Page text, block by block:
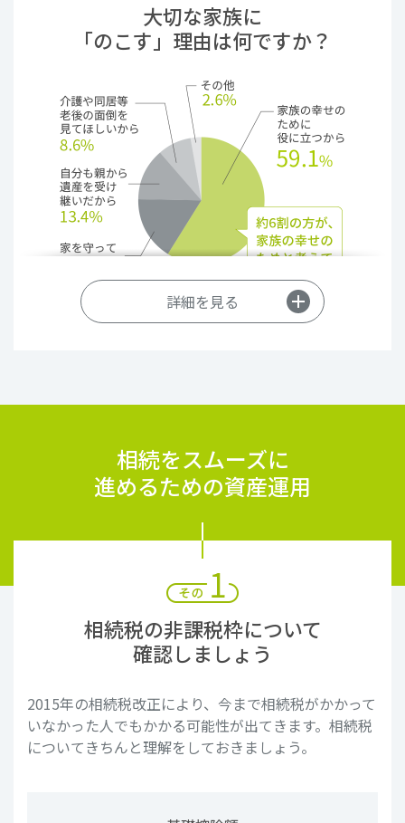
大切な家族に
「のこす」理由は何ですか？
裁判所への相続関係の
相談が増えています
それほど多くない預金と自宅の土地建物などの不動産
を抱えている家庭においても、トラブルを未然に防ぐ
詳細を見る
相続をスムーズに
進めるための資産運用
相続税の非課税枠について
確認しましょう
2015年の相続税改正により、今まで相続税がかかって
いなかった人でもかかる可能性が出てきます。 相続税
についてきちんと理解をしておきましょう。